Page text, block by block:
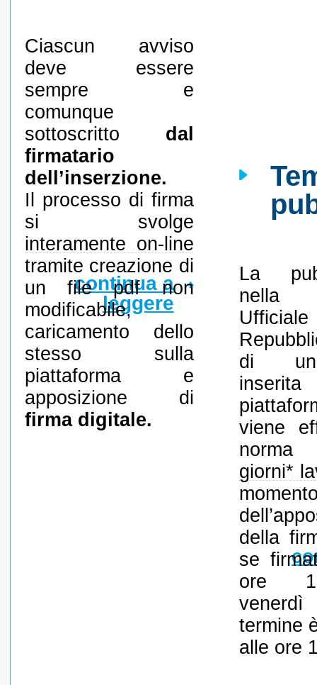
Ciascun avviso
deve essere
sempre e
comunque
sottoscritto dal
firmatario
dell’inserzione.
Il processo di firma
si svolge
interamente on-line
tramite creazione di
un file pdf non
modificabile,
caricamento dello
stesso sulla
piattaforma e
apposizione di
firma digitale.
continua a
leggere
La
nella
di
viene
giorni*
della
se
ore
termine
alle ore